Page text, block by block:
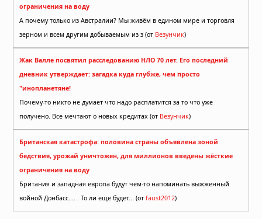
ограничения на воду
А почему только из Австралии? Мы живём в едином мире и торговля
зерном и всем другим добываемым из з (от Везунчик)
Жак Валле посвятил расследованию НЛО 70 лет. Его последний
дневник утверждает: загадка куда глубже, чем просто
"инопланетяне!
Почему-то никто не думает что надо расплатится за то что уже
получено. Все мечтают о новых кредитах (от Везунчик)
Британская катастрофа: половина страны объявлена зоной
бедствия, урожай уничтожен, для миллионов введены жёсткие
ограничения на воду
Британия и западная европа будут чем-то напоминать выжженный
войной Донбасс.... . То ли еще будет... (от faust2012)